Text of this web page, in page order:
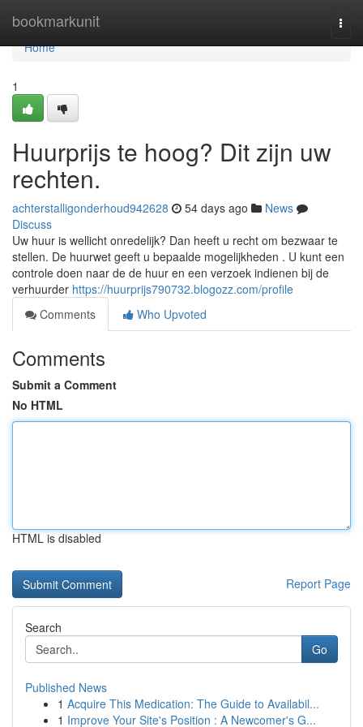
bookmarkunit
Home
Home
1
Huurprijs te hoog? Dit zijn uw
rechten.
achterstalligonderhoud942628 54 days ago
News
Discuss
Uw huur is wellicht onredelijk? Dan heeft u recht om bezwaar te
stellen. De huurwet geeft u bepaalde mogelijkheden . U kunt een
controle doen naar de de huur en een verzoek indienen bij de
verhuurder https://huurprijs790732.blogozz.com/profile
Comments
Who Upvoted
Comments
Submit a Comment
No HTML
HTML is disabled
Report Page
Search
Go
Published News
1 Acquire This Medication: The Guide to Availabil...
1 Improve Your Site's Position : A Newcomer's G...